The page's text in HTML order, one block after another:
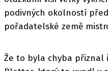
podivných okolností
pořadatelské země
Že to byla chyba přiznal